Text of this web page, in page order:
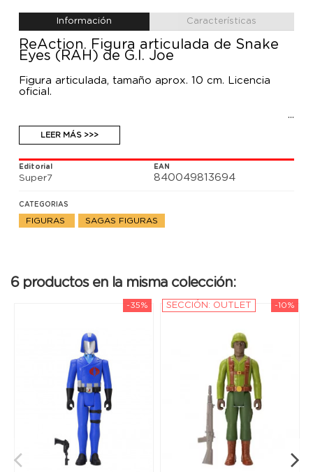
Información Características
ReAction. Figura articulada de Snake
Eyes (RAH) de G.I. Joe
Figura articulada, tamaño aprox. 10 cm. Licencia
oficial.
LEER MÁS >>>
Editorial
Super7
EAN
840049813694
CATEGORIAS
FIGURAS SAGAS FIGURAS
6 productos en la misma colección:
-35% -10%
SECCIÓN: OUTLET